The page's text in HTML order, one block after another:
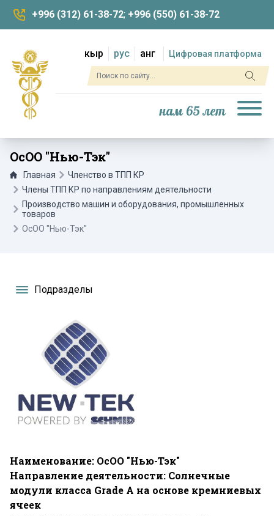
+996 (312) 61-38-72; +996 (550) 61-38-72
кыр рус анг Цифровая платформа
нам 65 лет
ОсОО "Нью-Тэк"
Главная
Членство в ТПП КР
Члены ТПП КР по направлениям деятельности
Производство машин и оборудования, промышленных
товаров
ОсОО "Нью-Тэк"
Подразделы
Наименование: ОсОО "Нью-Тэк"
Направление деятельности: Солнечные
модули класса Grade A на основе кремниевых
ячеек